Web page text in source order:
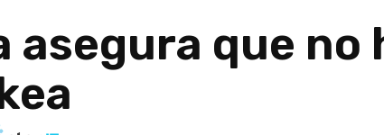
asegura que no